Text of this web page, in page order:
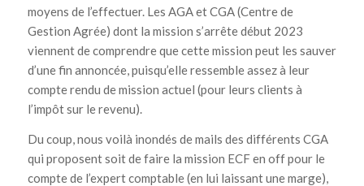
moyens de l’effectuer. Les AGA et CGA (Centre de
Gestion Agrée) dont la mission s’arrête début 2023
viennent de comprendre que cette mission peut les sauver
d’une fin annoncée, puisqu’elle ressemble assez à leur
compte rendu de mission actuel (pour leurs clients à
l’impôt sur le revenu).
Du coup, nous voilà inondés de mails des différents CGA
qui proposent soit de faire la mission ECF en off pour le
compte de l’expert comptable (en lui laissant une marge),